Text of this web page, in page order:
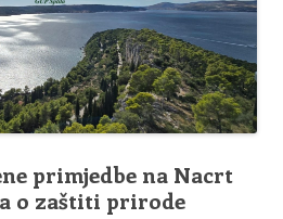
primjedbe na Nacrt
o zaštiti prirode